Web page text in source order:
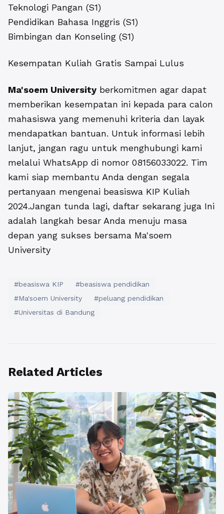
Teknologi Pangan (S1)
Pendidikan Bahasa Inggris (S1)
Bimbingan dan Konseling (S1)
Kesempatan Kuliah Gratis Sampai Lulus
Ma'soem University berkomitmen agar dapat
memberikan kesempatan ini kepada para calon
mahasiswa yang memenuhi kriteria dan layak
mendapatkan bantuan. Untuk informasi lebih
lanjut, jangan ragu untuk menghubungi kami
melalui WhatsApp di nomor 08156033022. Tim
kami siap membantu Anda dengan segala
pertanyaan mengenai beasiswa KIP Kuliah
2024.Jangan tunda lagi, daftar sekarang juga Ini
adalah langkah besar Anda menuju masa
depan yang sukses bersama Ma'soem
University
#beasiswa KIP
#beasiswa pendidikan
#Ma'soem University
#peluang pendidikan
#Universitas di Bandung
Related Articles